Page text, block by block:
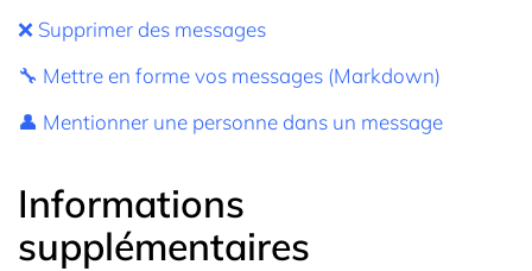
❌ Supprimer des messages
🔧 Mettre en forme vos messages (Markdown)
👤 Mentionner une personne dans un message
Informations
supplémentaires